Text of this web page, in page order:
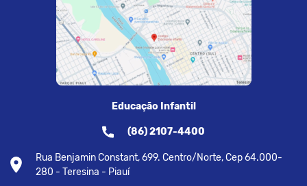
Educação Infantil
(86) 2107-4400
Rua Benjamin Constant, 699. Centro/Norte, Cep 64.000-
280 - Teresina - Piauí